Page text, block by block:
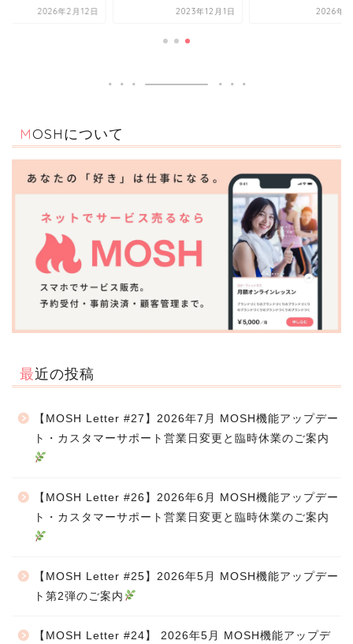
2026年2月12日 2023年12月1日 2026年4
MOSHについて
最近の投稿
【MOSH Letter #27】2026年7月 MOSH機能アップデー
ト・カスタマーサポート営業日変更と臨時休業のご案内
【MOSH Letter #26】2026年6月 MOSH機能アップデー
ト・カスタマーサポート営業日変更と臨時休業のご案内
【MOSH Letter #25】2026年5月 MOSH機能アップデー
ト第2弾のご案内
【MOSH Letter #24】 2026年5月 MOSH機能アップデ